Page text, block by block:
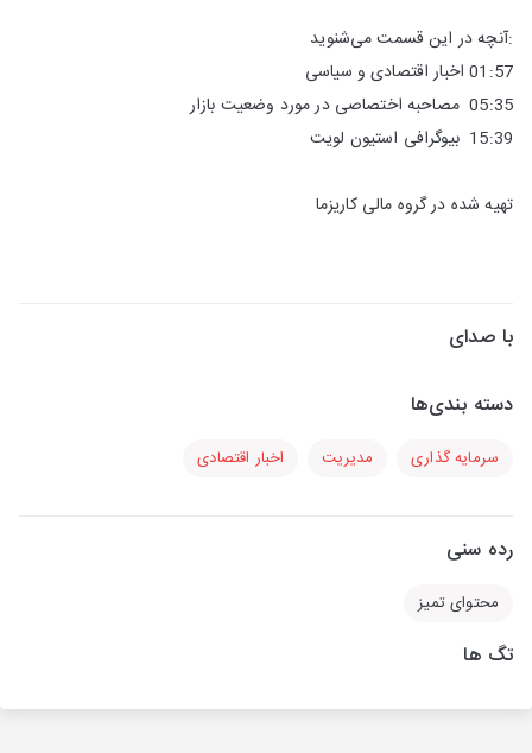
:آنچه در این قسمت می‌شنوید
01:57 اخبار اقتصادی و سیاسی
05:35 مصاحبه اختصاصی در مورد وضعیت بازار
15:39 بیوگرافی استیون لویت
تهیه شده در گروه مالی کاریزما
با صدای
دسته بندی‌ها
سرمایه گذاری مدیریت اخبار اقتصادی
رده سنی
محتوای تمیز
تگ ها